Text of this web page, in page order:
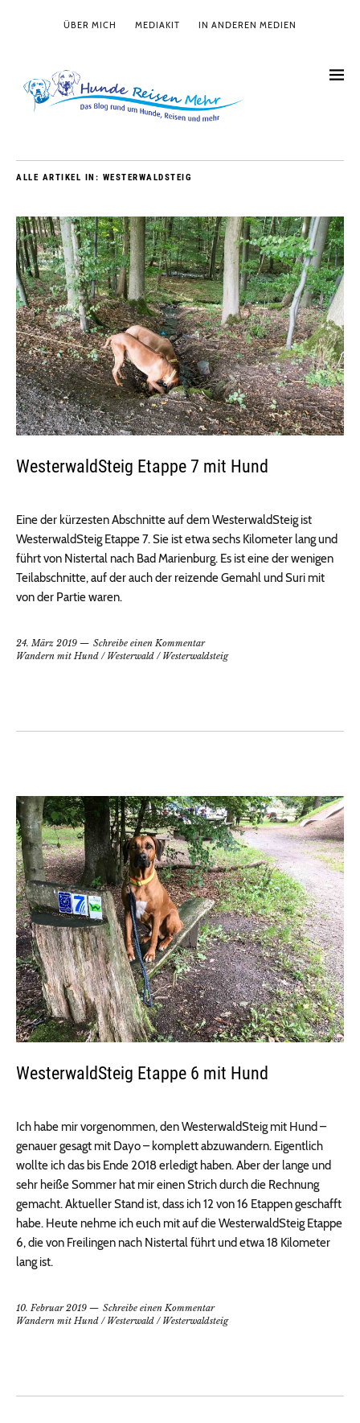
ÜBER MICH MEDIAKIT IN ANDEREN MEDIEN
ALLE ARTIKEL IN: WESTERWALDSTEIG
WesterwaldSteig Etappe 7 mit Hund
Eine der kürzesten Abschnitte auf dem WesterwaldSteig ist
WesterwaldSteig Etappe 7. Sie ist etwa sechs Kilometer lang und
führt von Nistertal nach Bad Marienburg. Es ist eine der wenigen
Teilabschnitte, auf der auch der reizende Gemahl und Suri mit
von der Partie waren.
24. März 2019
Schreibe einen Kommentar
Wandern mit Hund / Westerwald / Westerwaldsteig
WesterwaldSteig Etappe 6 mit Hund
Ich habe mir vorgenommen, den WesterwaldSteig mit Hund –
genauer gesagt mit Dayo – komplett abzuwandern. Eigentlich
wollte ich das bis Ende 2018 erledigt haben. Aber der lange und
sehr heiße Sommer hat mir einen Strich durch die Rechnung
gemacht. Aktueller Stand ist, dass ich 12 von 16 Etappen geschafft
habe. Heute nehme ich euch mit auf die WesterwaldSteig Etappe
6, die von Freilingen nach Nistertal führt und etwa 18 Kilometer
lang ist.
10. Februar 2019
Schreibe einen Kommentar
Wandern mit Hund / Westerwald / Westerwaldsteig